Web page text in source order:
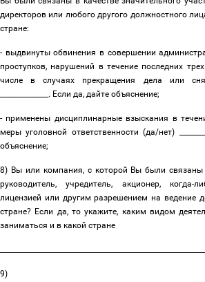
директоров или любого другого должностного
стране:
- выдвинуты обвинения в совершении
проступков, нарушений в течение последних
числе в случаях прекращения дела или
______________. Если да, дайте объяснение;
- применены дисциплинарные взыскания в
меры уголовной ответственности (да/нет)
объяснение;
8) Вы или компания, с которой Вы были связаны
руководитель, учредитель, акционер,
лицензией или другим разрешением на ведение
стране? Если да, то укажите, каким видом
заниматься и в какой стране
9)